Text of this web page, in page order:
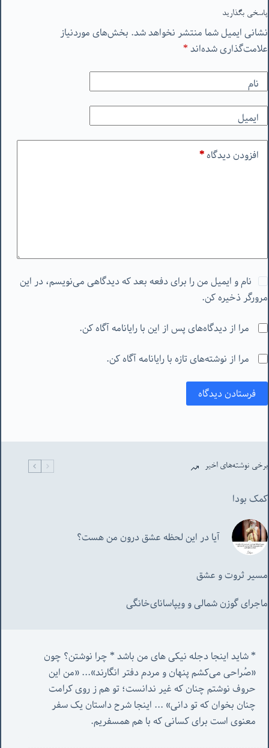
پاسخی بگذارید
نشانی ایمیل شما منتشر نخواهد شد. بخش‌های موردنیاز
علامت‌گذاری شده‌اند*
نام
ایمیل
افزودن دیدگاه*
نام و ایمیل من را برای دفعه بعد که دیدگاهی می‌نویسم، در این
مرورگر ذخیره کن.
مرا از دیدگاه‌های پس از این با رایانامه آگاه کن.
مرا از نوشته‌های تازه با رایانامه آگاه کن.
فرستادن دیدگاه
برخی نوشته‌های اخیر
کمک بودا
آیا در این لحظه عشق درون من هست؟
مسیر ثروت و عشق
ماجرای گوزن شمالی و‌ ویپاسانای‌خانگی
«صُراحی می‌کشم پنهان‌ و مردم‌ دفتر انگارند»... «
چنان بخوان که تو دانی» ...
معنوی است برای کسانی که با هم همسفریم.